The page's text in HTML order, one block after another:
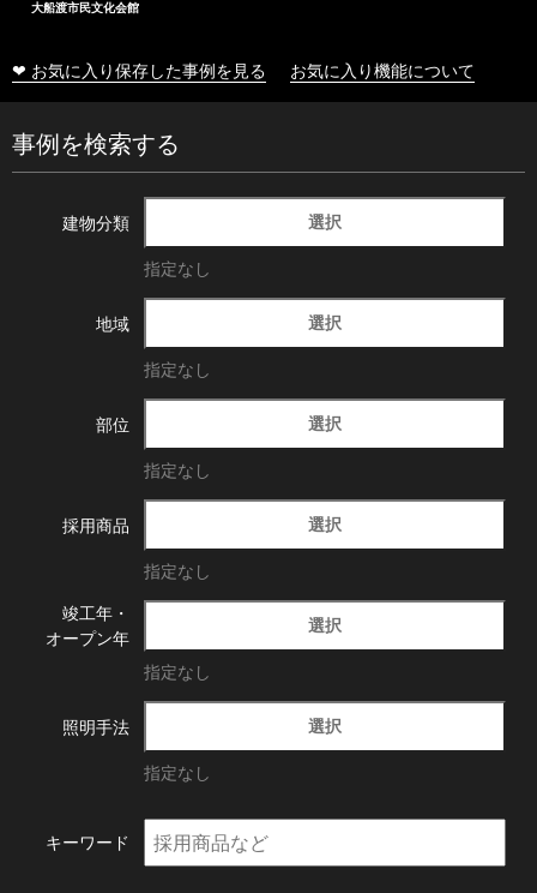
大船渡市民文化会館
❤ お気に入り保存した事例を見る お気に入り機能について
事例を検索する
建物分類 選択
指定なし
地域 選択
指定なし
部位 選択
指定なし
採用商品 選択
指定なし
竣工年・
オープン年
選択
指定なし
照明手法 選択
指定なし
キーワード